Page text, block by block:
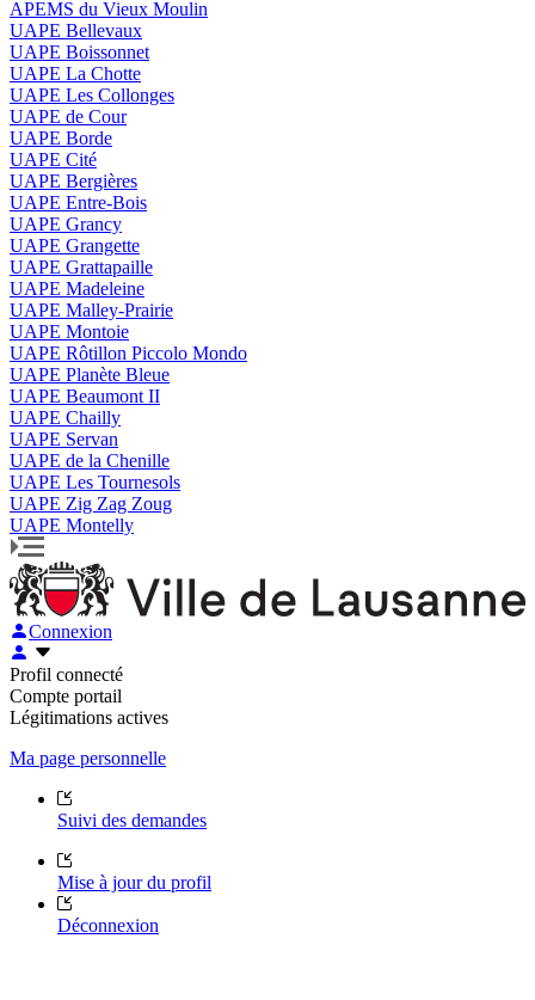
APEMS du Vieux Moulin
UAPE Bellevaux
UAPE Boissonnet
UAPE La Chotte
UAPE Les Collonges
UAPE de Cour
UAPE Borde
UAPE Cité
UAPE Bergières
UAPE Entre-Bois
UAPE Grancy
UAPE Grangette
UAPE Grattapaille
UAPE Madeleine
UAPE Malley-Prairie
UAPE Montoie
UAPE Rôtillon Piccolo Mondo
UAPE Planète Bleue
UAPE Beaumont II
UAPE Chailly
UAPE Servan
UAPE de la Chenille
UAPE Les Tournesols
UAPE Zig Zag Zoug
UAPE Montelly
Connexion
Profil connecté
Compte portail
Légitimations actives
Ma page personnelle
Suivi des demandes
Mise à jour du profil
Déconnexion